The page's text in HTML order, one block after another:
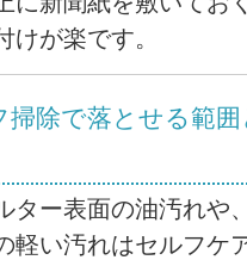
けが楽です。
掃除で落とせる範囲
ター表面の油汚れや
軽い汚れはセルフケ